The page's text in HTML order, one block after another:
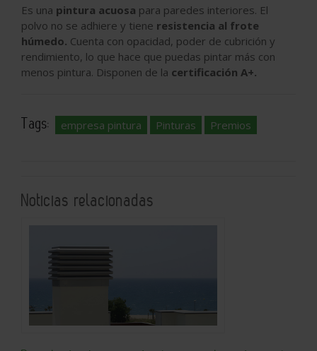
Es una pintura acuosa para paredes interiores. El
polvo no se adhiere y tiene resistencia al frote
húmedo. Cuenta con opacidad, poder de cubrición y
rendimiento, lo que hace que puedas pintar más con
menos pintura. Disponen de la certificación A+.
Tags: empresa pintura Pinturas Premios
Noticias relacionadas